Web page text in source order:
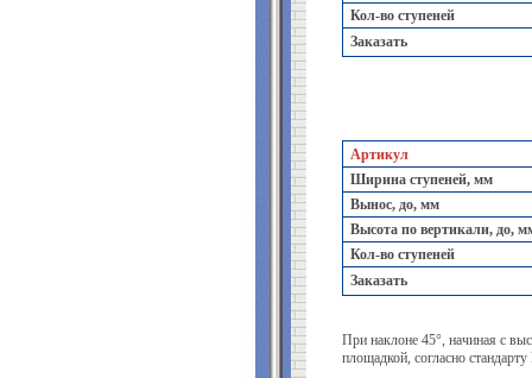
Кол-во ступеней
Заказать
Артикул
Ширина ступеней, мм
Вынос, до, мм
Высота по вертикали, до,
Кол-во ступеней
Заказать
При наклоне 45°, начиная с
площадкой, согласно